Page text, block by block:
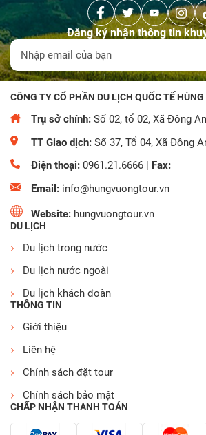
Đăng ký nhận thông tin
CÔNG TY CỔ PHẦN DU LỊCH QUỐC TẾ
Trụ sở chính: Số 02, tổ 02, Xã Đông
TT Giao dịch: Số 37, Tổ 04, Xã Đông
Điện thoại: 0961.21.6666 | Fax:
Email: info@hungvuongtour.vn
Website: hungvuongtour.vn
DU LỊCH
Du lịch trong nước
Du lịch nước ngoài
Du lịch khách đoàn
THÔNG TIN
Giới thiệu
Liên hệ
Chính sách đặt tour
Chính sách bảo mật
CHẤP NHẬN THANH TOÁN